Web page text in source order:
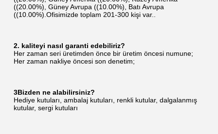
((20.00%), Güney Avrupa ((10.00%), Batı Avrupa
((10.00%).Ofisimizde toplam 201-300 kişi var..
2. kaliteyi nasıl garanti edebiliriz?
Her zaman seri üretimden önce bir üretim öncesi numune;
Her zaman nakliye öncesi son denetim;
3Bizden ne alabilirsiniz?
Hediye kutuları, ambalaj kutuları, renkli kutular, dalgalanmış
kutular, sergi kutuları